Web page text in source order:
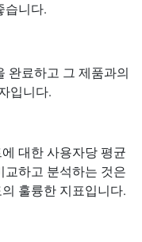
습니다.
완료하고 그 제품과의
입니다.
대한 사용자당 평균
교하고 분석하는 것은
훌륭한 지표입니다.